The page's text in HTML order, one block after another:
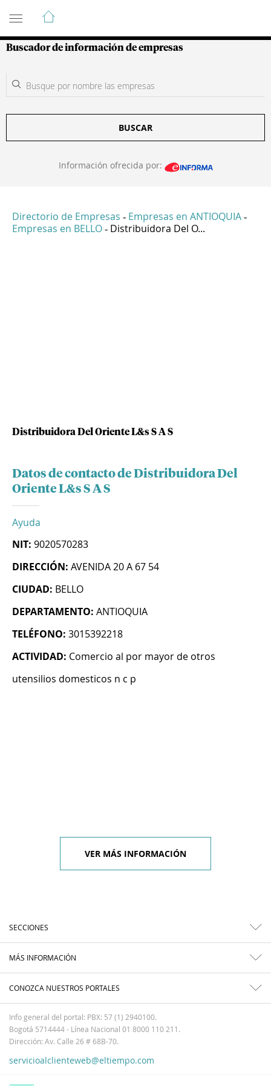
Guía de Empresas Colombianas
Buscador de información de empresas
BUSCAR
Información ofrecida por:
Directorio de Empresas - Empresas en ANTIOQUIA -
Empresas en BELLO - Distribuidora Del O...
Distribuidora Del Oriente L&s S A S
Datos de contacto de Distribuidora Del
Oriente L&s S A S
Ayuda
NIT: 9020570283
DIRECCIÓN: AVENIDA 20 A 67 54
CIUDAD: BELLO
DEPARTAMENTO: ANTIOQUIA
TELÉFONO: 3015392218
ACTIVIDAD: Comercio al por mayor de otros
utensilios domesticos n c p
VER MÁS INFORMACIÓN
SECCIONES
MÁS INFORMACIÓN
CONOZCA NUESTROS PORTALES
Info general del portal: PBX: 57 (1) 2940100.
Bogotá 5714444 - Línea Nacional 01 8000 110 211.
Dirección: Av. Calle 26 # 68B-70.
servicioalclienteweb@eltiempo.com